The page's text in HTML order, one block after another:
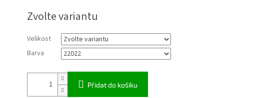
cena:
Zvolte variantu
Velikost
Barva
Přidat do košíku